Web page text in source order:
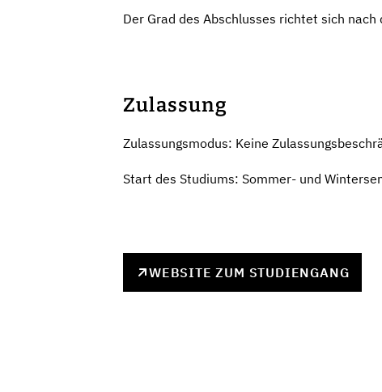
Der Grad des Abschlusses richtet sich nach
Zulassung
Zulassungsmodus: Keine
Start des Studiums: Sommer- und
WEBSITE ZUM STUDIENGANG